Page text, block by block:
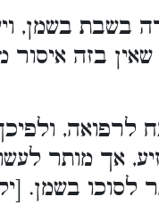
בשבת בשמן,
בזה איסור
לרפואה,
אך מותר
לסוכו בשמן.